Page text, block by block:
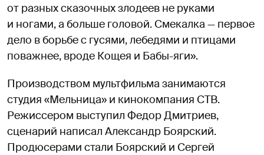
от разных сказочных злодеев не руками
и ногами, а больше головой. Смекалка — первое
дело в борьбе с гусями, лебедями и птицами
поважнее, вроде Кощея и Бабы-яги».
Производством мультфильма занимаются
студия «Мельница» и кинокомпания СТВ.
Режиссером выступил Федор Дмитриев,
сценарий написал Александр Боярский.
Продюсерами стали Боярский и Сергей